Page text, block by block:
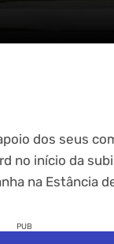
dos seus
no início da
na Estância
PUB